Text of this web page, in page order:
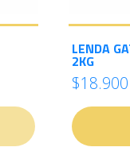
LENDA
2KG
$18.900